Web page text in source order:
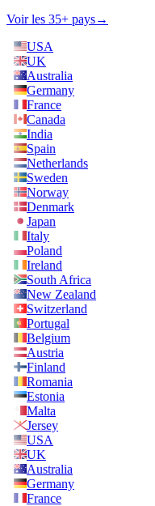
Voir les 35+ pays→
USA
UK
Australia
Germany
France
Canada
India
Spain
Netherlands
Sweden
Norway
Denmark
Japan
Italy
Poland
Ireland
South Africa
New Zealand
Switzerland
Portugal
Belgium
Austria
Finland
Romania
Estonia
Malta
Jersey
USA
UK
Australia
Germany
France